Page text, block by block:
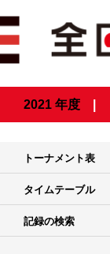
2021 年度
トーナメント表
タイムテーブル
記録の検索